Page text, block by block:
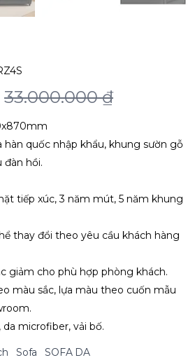
33.000.000 ₫
hàn quốc nhập khẩu, khung sườn gỗ
hồi.
tiếp xúc, 3 năm mút, 5 năm khung
thay đổi theo yêu cầu khách hàng
giảm cho phù hợp phòng khách.
màu sắc, lựa màu theo cuốn mẫu
da microfiber, vải bố.
Sofa SOFA DA